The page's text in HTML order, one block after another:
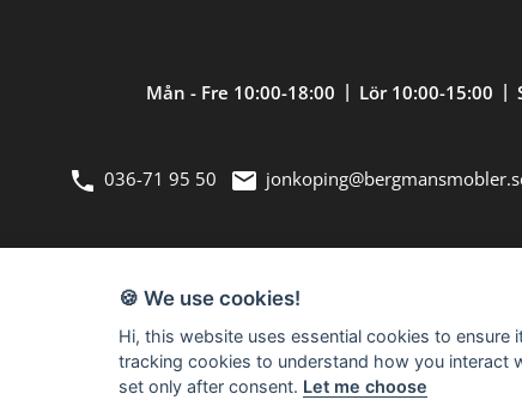
Mån - Fre 10:00-18:00 Lör 10:00-15:00
036-71 95 50
möbler och heminredning. Välkommen in till vår nästan 2.500
🍪 We use cookies!
Hi, this website uses essential cookies to ensure
tracking cookies to understand how you interact
set only after consent. Let me choose